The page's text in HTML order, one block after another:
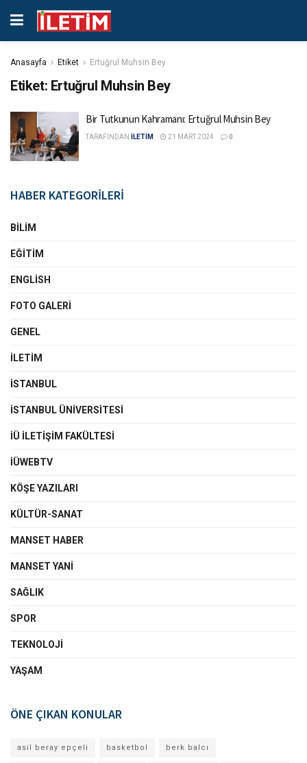
Anasayfa Etiket Ertuğrul Muhsin Bey
Etiket: Ertuğrul Muhsin Bey
Bir Tutkunun Kahramanı: Ertuğrul Muhsin Bey
TARAFINDAN İLETİM 21 MART 2024 0
HABER KATEGORİLERİ
BILIM
EĞITIM
ENGLISH
FOTO GALERI
GENEL
İLETIM
İSTANBUL
İSTANBUL ÜNIVERSITESI
İÜ İLETIŞIM FAKÜLTESI
İÜWEBTV
KÖŞE YAZILARI
KÜLTÜR-SANAT
MANSET HABER
MANSET YANI
SAĞLIK
SPOR
TEKNOLOJI
YAŞAM
ÖNE ÇIKAN KONULAR
asil beray epçeli basketbol berk balcı